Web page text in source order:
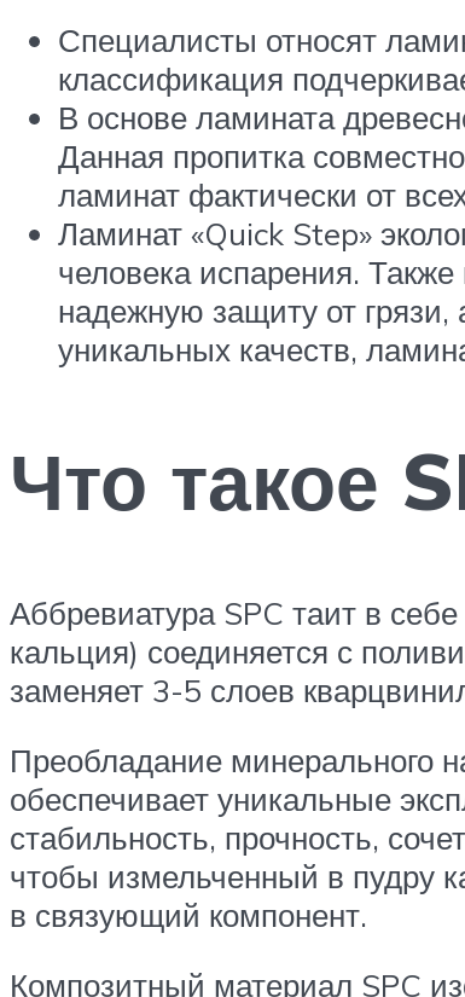
Специалисты относят
классификация
В основе ламината
Данная пропитка
ламинат фактически от
Ламинат «Quick Step»
человека испарения.
надежную защиту от
уникальных качеств,
Что такое
Аббревиатура SPC таит в
кальция) соединяется с
заменяет 3-5 слоев
Преобладание минерального
обеспечивает уникальные
стабильность, прочность,
чтобы измельченный в пудру
в связующий компонент.
Композитный материал SPC